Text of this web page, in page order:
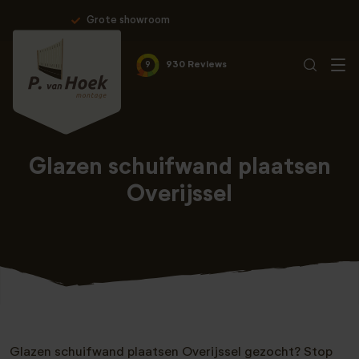
9 930 Reviews
Glazen schuifwand plaatsen
Overijssel
Glazen schuifwand plaatsen Overijssel gezocht? Stop